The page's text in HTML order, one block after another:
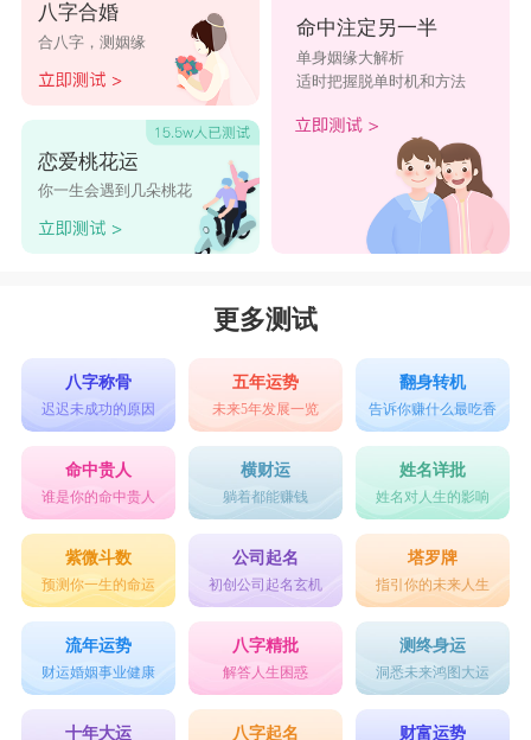
八字合婚
合八字，测姻缘
恋爱桃花运
你一生会遇到几朵桃花
命中注定另一半
单身姻缘大解析
适时把握脱单时机和方法
更多测试
八字称骨
迟迟未成功的原因
五年运势
未来5年发展一览
翻身转机
告诉你赚什么最吃香
命中贵人
谁是你的命中贵人
横财运
躺着都能赚钱
姓名详批
姓名对人生的影响
紫微斗数
预测你一生的命运
公司起名
初创公司起名玄机
塔罗牌
指引你的未来人生
流年运势
财运婚姻事业健康
八字精批
解答人生困惑
测终身运
洞悉未来鸿图大运
十年大运 八字起名 财富运势